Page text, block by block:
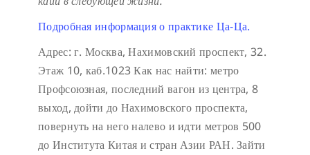
Подробная информация о практике Ца-Ца.
Адрес: г. Москва, Нахимовский проспект, 32.
Этаж 10, каб.1023Как нас найти: метро
Профсоюзная, последний вагон из центра, 8
выход, дойти до Нахимовского проспекта,
повернуть на него налево и идти метров 500
до Института Китая и стран Азии РАН. Зайти